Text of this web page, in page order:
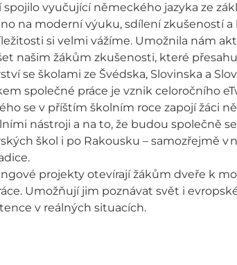
spojilo vyučující německého jazyka ze
na moderní výuku, sdílení zkušeností
si velmi vážíme. Umožnila nám
našim žákům zkušenosti, které
se školami ze Švédska, Slovinska a
společné práce je vznik celoročního
se v příštím školním roce zapojí žáci
nástroji a na to, že budou společně
škol i po Rakousku – samozřejmě
projekty otevírají žákům dveře k
Umožňují jim poznávat svět i
v reálných situacích.